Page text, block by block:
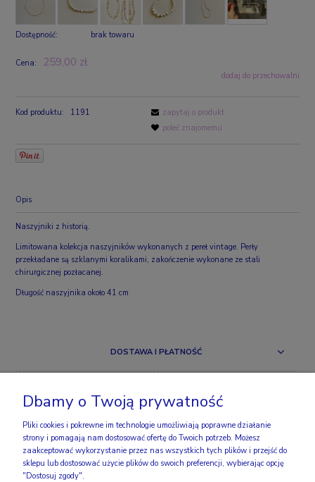
Dostępność: brak towaru
Cena: 259,00 zł
dodaj do przechowalni
Kod produktu: 1191
zapytaj o produkt
poleć znajomemu
Opis
Naszyjniki z historią.
Limitowana kolekcja naszyjników wykonanych z pereł vintage. Perły
przekładane są szklanymi koralikami, zakończenie wykonane ze stali
chirurgicznej pozłacanej.
Długość naszyjnika około 41 cm
DOSTAWA I PŁATNOŚĆ
OBSERWUJ NAS
INFO
Dbamy o Twoją prywatność
Pliki cookies i pokrewne im technologie umożliwiają poprawne działanie
strony i pomagają nam dostosować ofertę do Twoich potrzeb. Możesz
zaakceptować wykorzystanie przez nas wszystkich tych plików i przejść do
sklepu lub dostosować użycie plików do swoich preferencji, wybierając opcję
"Dostosuj zgody".